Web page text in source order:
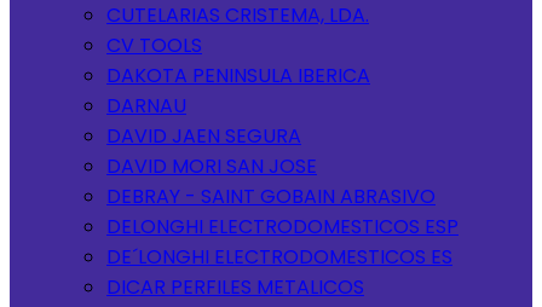
CUTELARIAS CRISTEMA, LDA.
CV TOOLS
DAKOTA PENINSULA IBERICA
DARNAU
DAVID JAEN SEGURA
DAVID MORI SAN JOSE
DEBRAY - SAINT GOBAIN ABRASIVO
DELONGHI ELECTRODOMESTICOS ESP
DE´LONGHI ELECTRODOMESTICOS ES
DICAR PERFILES METALICOS